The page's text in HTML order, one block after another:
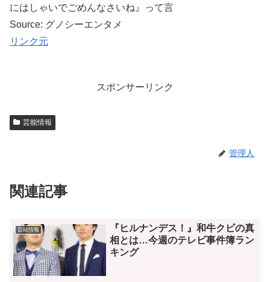
にはしゃいでごめんなさいね』って言
Source: グノシーエンタメ
リンク元
スポンサーリンク
芸能情報
管理人
関連記事
芸能情報
『ヒルナンデス！』和牛クビの真
相とは…今週のテレビ事件簿ラン
キング